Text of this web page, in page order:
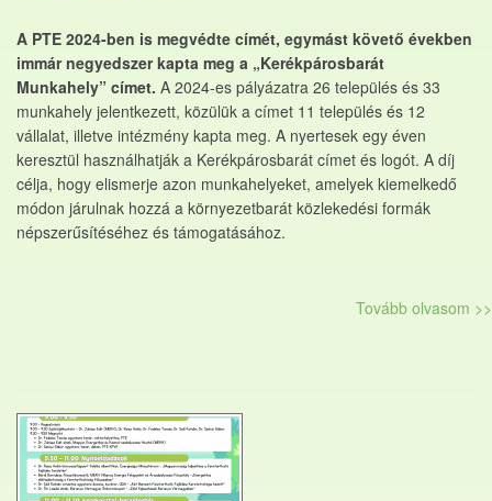
A PTE 2024-ben is megvédte címét, egymást követő években
immár negyedszer kapta meg a „Kerékpárosbarát
Munkahely” címet. A 2024-es pályázatra 26 település és 33
munkahely jelentkezett, közülük a címet 11 település és 12
vállalat, illetve intézmény kapta meg. A nyertesek egy éven
keresztül használhatják a Kerékpárosbarát címet és logót. A díj
célja, hogy elismerje azon munkahelyeket, amelyek kiemelkedő
módon járulnak hozzá a környezetbarát közlekedési formák
népszerűsítéséhez és támogatásához.
Tovább olvasom >>